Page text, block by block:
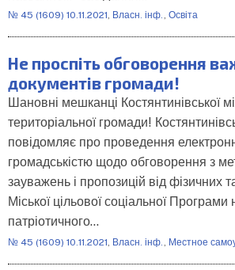
№ 45 (1609) 10.11.2021, Власн. інф. , Освіта
Не проспіть обговорення
документів громади!
Шановні мешканці Костянтинівської
територіальної громади!
повідомляє про проведення
громадськістю щодо обговорення з
зауважень і пропозицій від фізичних
Міської цільової соціальної
патріотичного…
№ 45 (1609) 10.11.2021, Власн. інф. , Местное